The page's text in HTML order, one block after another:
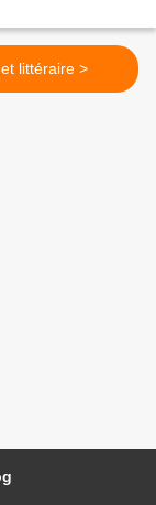
Carnet littéraire >